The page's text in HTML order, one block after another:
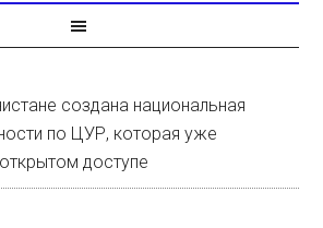
создана национальная
по ЦУР, которая уже
доступе